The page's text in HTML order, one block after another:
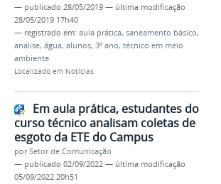
— publicado 28/05/2019 — última modificação
28/05/2019 17h40
— registrado em: aula prática, saneamento básico,
análise, água, alunos, 3º ano, técnico em meio
ambiente
Localizado em Notícias
Em aula prática, estudantes do
curso técnico analisam coletas de
esgoto da ETE do Campus
porSetor de Comunicação
— publicado 02/09/2022 — última modificação
05/09/2022 20h51